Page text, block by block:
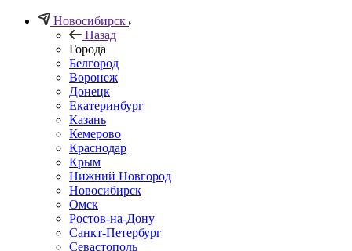
Новосибирск
Назад
Города
Белгород
Воронеж
Донецк
Екатеринбург
Казань
Кемерово
Краснодар
Крым
Нижний Новгород
Новосибирск
Омск
Ростов-на-Дону
Санкт-Петербург
Севастополь